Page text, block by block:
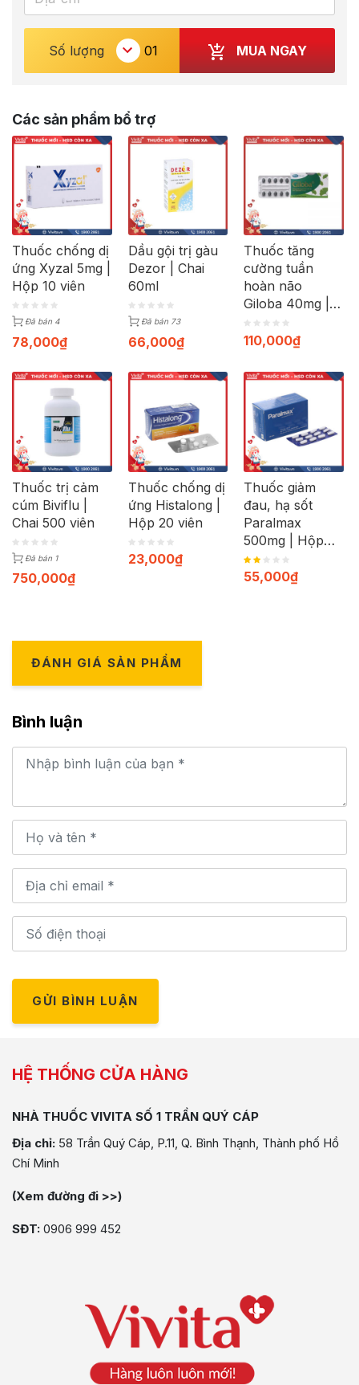
Số lượng MUA NGAY
Các sản phẩm bổ trợ
Thuốc chống dị
ứng Xyzal 5mg |
Hộp 10 viên
Đã bán 4
78,000₫
Dầu gội trị gàu
Dezor | Chai
60ml
Đã bán 73
66,000₫
Thuốc tăng
cường tuần
hoàn não
Giloba 40mg |
Hộp 30 viên
110,000₫
Thuốc trị cảm
cúm Biviflu |
Chai 500 viên
Đã bán 1
750,000₫
Thuốc chống dị
ứng Histalong |
Hộp 20 viên
23,000₫
Thuốc giảm
đau, hạ sốt
Paralmax
500mg | Hộp
120 viên
55,000₫
ĐÁNH GIÁ SẢN PHẨM
Bình luận
GỬI BÌNH LUẬN
HỆ THỐNG CỬA HÀNG
NHÀ THUỐC VIVITA SỐ 1 TRẦN QUÝ CÁP
Địa chỉ: 58 Trần Quý Cáp, P.11, Q. Bình Thạnh, Thành phố Hồ
Chí Minh
(Xem đường đi >>)
SĐT: 0906 999 452